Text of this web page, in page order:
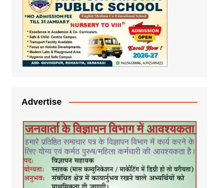
Advertise